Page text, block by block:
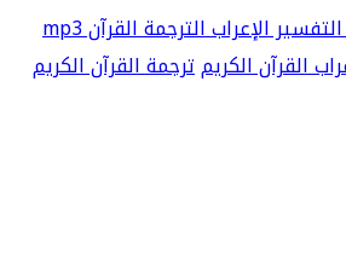
التفسيرالإعرابالترجمةالقرآن mp3
القرآن الكريمترجمة القرآن الكريم